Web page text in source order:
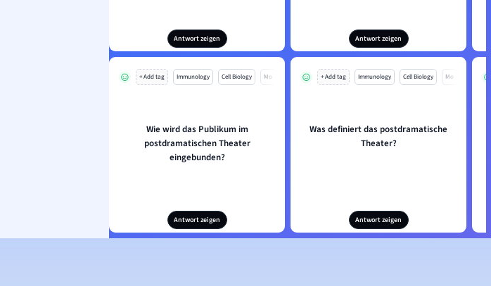
Antwort zeigen Antwort zeigen
+ Add tag Immunology Cell Biology Mo
Wie wird das Publikum im
postdramatischen Theater
eingebunden?
Antwort zeigen
+ Add tag Immunology Cell Biology Mo
Was definiert das postdramatische
Theater?
Antwort zeigen